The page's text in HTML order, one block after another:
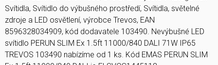
Svítidla, Svítidlo do výbušného prostředí, Svítidla, světelné
zdroje a LED osvětlení, výrobce Trevos, EAN
8596328034909, kód dodavatele 103490. Nevýbušné LED
svítidlo PERUN SLIM Ex 1.5ft 11000/840 DALI 71W IP65
TREVOS 103490 nabízíme od 1 ks. Kód EMAS PERUN SLIM